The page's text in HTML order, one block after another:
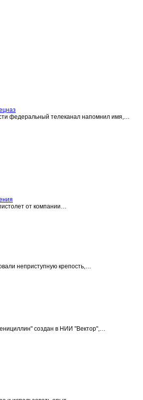
федеральный телеканал напомнил имя,…
от компании…
неприступную крепость,…
создан в НИИ "Вектор",…